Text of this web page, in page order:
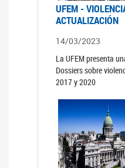
UFEM -
ACTUALIZACIÓN
14/03/2023
La UFEM presenta
Dossiers sobre
2017 y 2020